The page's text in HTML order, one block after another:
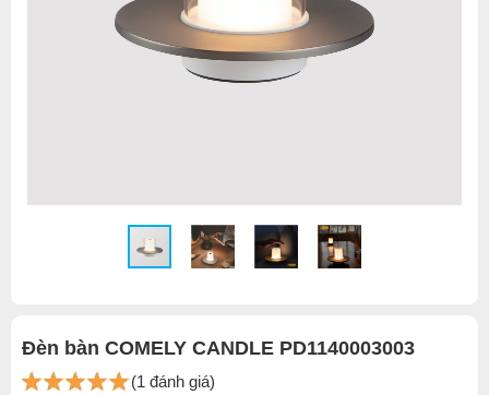
Đèn bàn COMELY CANDLE PD1140003003
(1 đánh giá)